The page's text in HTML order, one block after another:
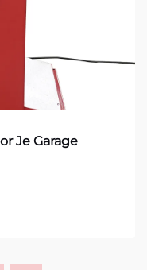
Je Garage